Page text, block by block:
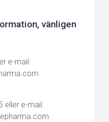
vänligen
e-mail:
eller e-mail: